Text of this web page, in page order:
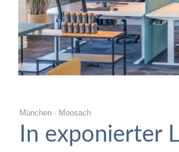
München · Moosach
In exponierter